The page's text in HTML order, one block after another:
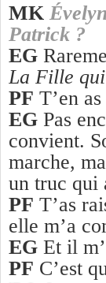
MK
Patrick ?
EG
La Fille
PF T’en
EG Pas
convient.
marche,
un truc qui
PF T’as
elle m’a
EG Et il
PF C’est